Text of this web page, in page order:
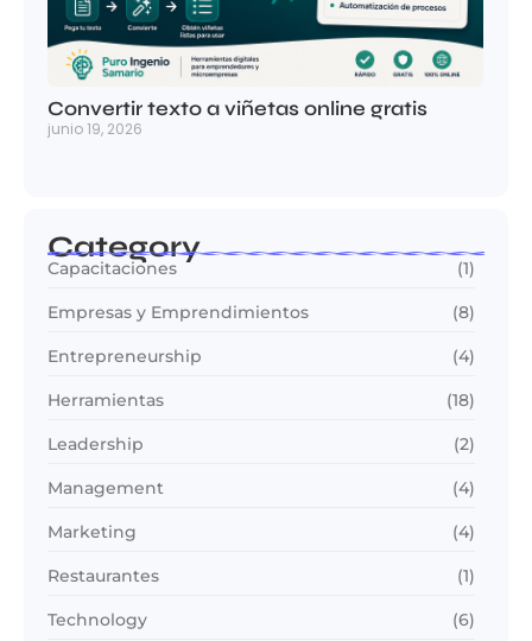
Convertir texto a viñetas online gratis
junio 19, 2026
Category
Capacitaciones (1)
Empresas y Emprendimientos (8)
Entrepreneurship (4)
Herramientas (18)
Leadership (2)
Management (4)
Marketing (4)
Restaurantes (1)
Technology (6)